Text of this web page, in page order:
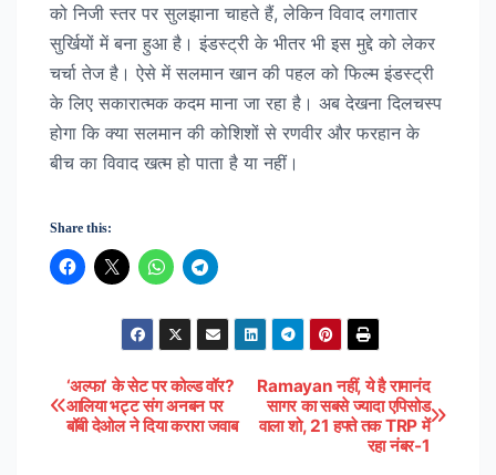
को निजी स्तर पर सुलझाना चाहते हैं, लेकिन विवाद लगातार
सुर्खियों में बना हुआ है। इंडस्ट्री के भीतर भी इस मुद्दे को लेकर
चर्चा तेज है। ऐसे में सलमान खान की पहल को फिल्म इंडस्ट्री
के लिए सकारात्मक कदम माना जा रहा है। अब देखना दिलचस्प
होगा कि क्या सलमान की कोशिशों से रणवीर और फरहान के
बीच का विवाद खत्म हो पाता है या नहीं।
Share this:
Post
navigation
Ramayan नहीं, ये है रामानंद
सागर का सबसे ज्यादा एपिसोड
वाला शो, 21 हफ्ते तक TRP में
रहा नंबर-1
‘अल्फा’ के सेट पर कोल्ड वॉर?
आलिया भट्ट संग अनबन पर
बॉबी देओल ने दिया करारा जवाब